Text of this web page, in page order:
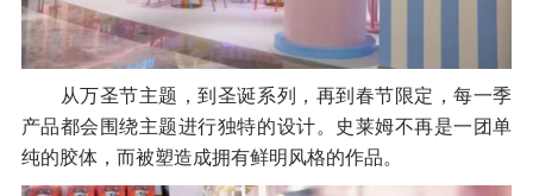
从万圣节主题，到圣诞系列，再到春节限定，每一季
产品都会围绕主题进行独特的设计。史莱姆不再是一团单
纯的胶体，而被塑造成拥有鲜明风格的作品。